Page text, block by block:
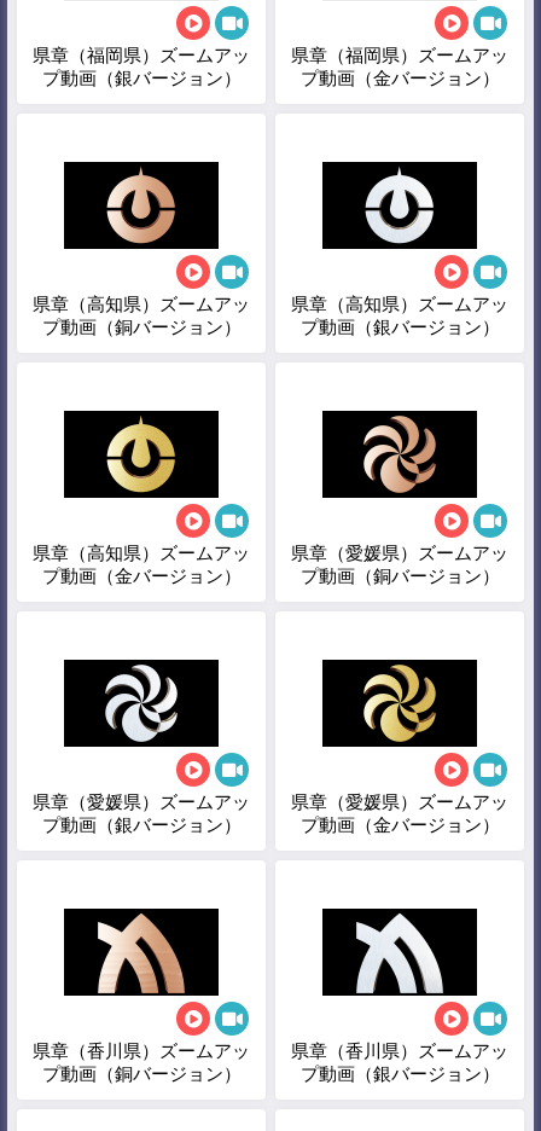
県章（福岡県）ズームアッ
プ動画（銀バージョン）
県章（福岡県）ズームアッ
プ動画（金バージョン）
県章（高知県）ズームアッ
プ動画（銅バージョン）
県章（高知県）ズームアッ
プ動画（銀バージョン）
県章（高知県）ズームアッ
プ動画（金バージョン）
県章（愛媛県）ズームアッ
プ動画（銅バージョン）
県章（愛媛県）ズームアッ
プ動画（銀バージョン）
県章（愛媛県）ズームアッ
プ動画（金バージョン）
県章（香川県）ズームアッ
プ動画（銅バージョン）
県章（香川県）ズームアッ
プ動画（銀バージョン）